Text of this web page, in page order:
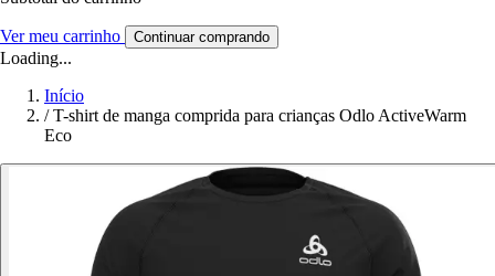
Ver meu carrinho Continuar comprando
Loading...
Início
/ T-shirt de manga comprida para crianças Odlo ActiveWarm
Eco